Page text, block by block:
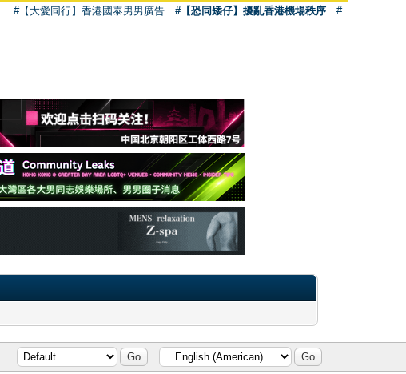
#【大愛同行】香港國泰男男廣告 #【恐同矮仔】擾亂香港機場秩序
#